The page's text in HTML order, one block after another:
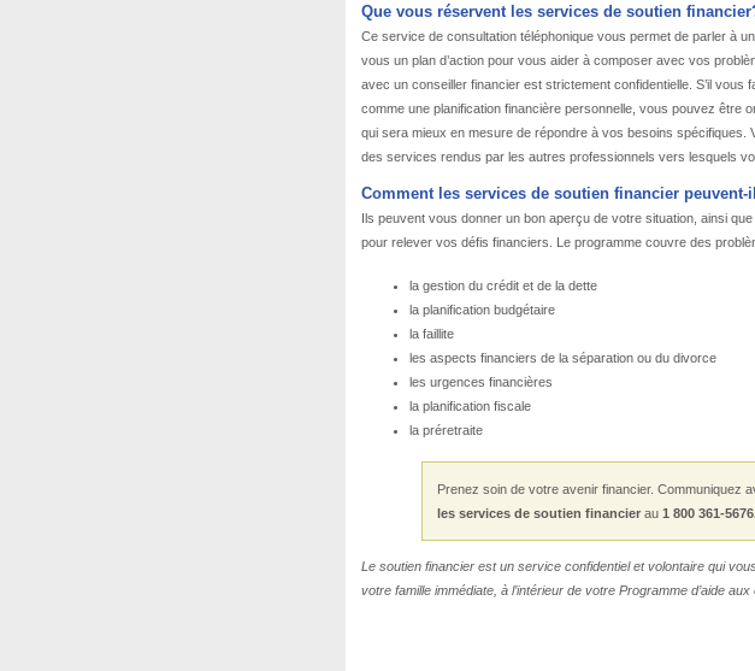
Que vous réservent les services de soutien
Ce service de consultation téléphonique vous permet de parler à
vous un plan d’action pour vous aider à composer avec vos
avec un conseiller financier est strictement confidentielle. S’il vous
comme une planification financière personnelle, vous pouvez être
qui sera mieux en mesure de répondre à vos besoins spécifiques.
des services rendus par les autres professionnels vers lesquels
Comment les services de soutien financier peuvent-
Ils peuvent vous donner un bon aperçu de votre situation, ainsi
pour relever vos défis financiers. Le programme couvre des
la gestion du crédit et de la dette
la planification budgétaire
la faillite
les aspects financiers de la séparation ou du divorce
les urgences financières
la planification fiscale
la préretraite
Prenez soin de votre avenir financier. Communiquez
les services de soutien financier au 1 800 361-5676
Le soutien financier est un service confidentiel et volontaire qui
votre famille immédiate, à l’intérieur de votre Programme d’aide